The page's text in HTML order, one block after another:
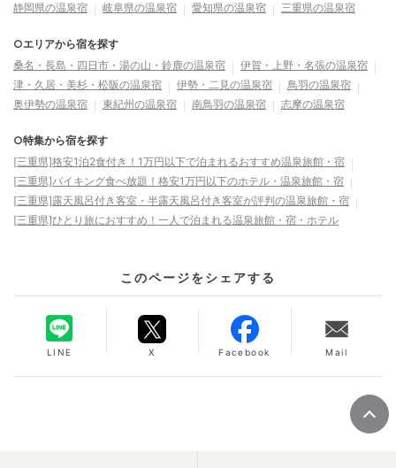
静岡県の温泉宿
岐阜県の温泉宿 愛知県の温泉宿 三重県の温泉宿
○エリアから宿を探す
桑名・長島・四日市・湯の山・鈴鹿の温泉宿
伊賀・上野・名張の温泉宿
津・久居・美杉・松阪の温泉宿
伊勢・二見の温泉宿
鳥羽の温泉宿
奥伊勢の温泉宿
東紀州の温泉宿 南鳥羽の温泉宿 志摩の温泉宿
○特集から宿を探す
[三重県]格安1泊2食付き！1万円以下で泊まれるおすすめ温泉旅館・宿
[三重県]バイキング食べ放題！格安1万円以下のホテル・温泉旅館・宿
[三重県]露天風呂付き客室・半露天風呂付き客室が評判の温泉旅館・宿
[三重県]ひとり旅におすすめ！一人で泊まれる温泉旅館・宿・ホテル
このページをシェアする
LINE X Facebook Mail